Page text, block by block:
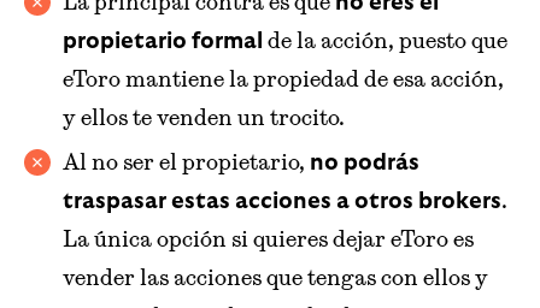
propietario formal de la acción, puesto que
eToro mantiene la propiedad de esa acción,
y ellos te venden un trocito.
Al no ser el propietario, no podrás
traspasar estas acciones a otros brokers.
La única opción si quieres dejar eToro es
vender las acciones que tengas con ellos y